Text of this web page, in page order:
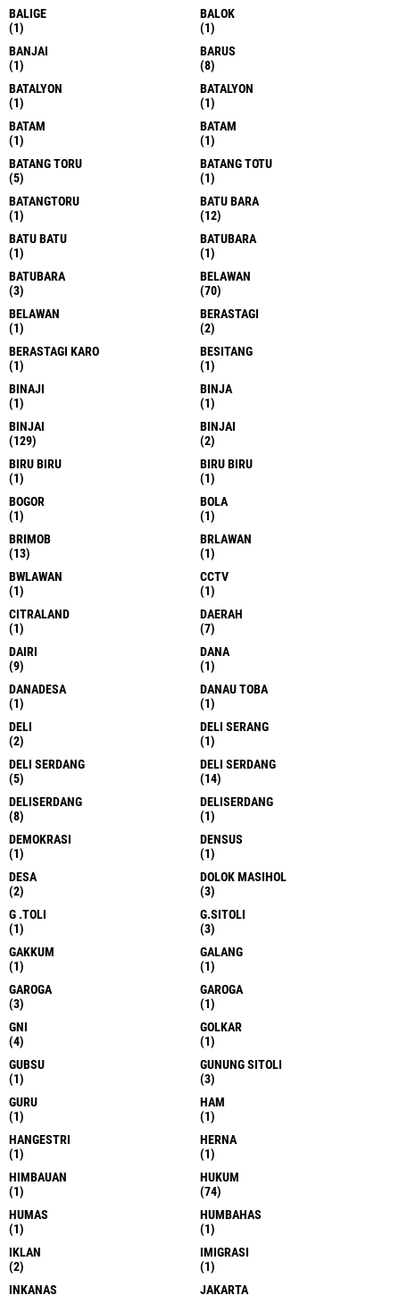
BALIGE
(1)
BALOK
(1)
BANJAI
(1)
BARUS
(8)
BATALYON
(1)
BATALYON
(1)
BATAM
(1)
BATAM
(1)
BATANG TORU
(5)
BATANG TOTU
(1)
BATANGTORU
(1)
BATU BARA
(12)
BATU BATU
(1)
BATUBARA
(1)
BATUBARA
(3)
BELAWAN
(70)
BELAWAN
(1)
BERASTAGI
(2)
BERASTAGI KARO
(1)
BESITANG
(1)
BINAJI
(1)
BINJA
(1)
BINJAI
(129)
BINJAI
(2)
BIRU BIRU
(1)
BIRU BIRU
(1)
BOGOR
(1)
BOLA
(1)
BRIMOB
(13)
BRLAWAN
(1)
BWLAWAN
(1)
CCTV
(1)
CITRALAND
(1)
DAERAH
(7)
DAIRI
(9)
DANA
(1)
DANADESA
(1)
DANAU TOBA
(1)
DELI
(2)
DELI SERANG
(1)
DELI SERDANG
(5)
DELI SERDANG
(14)
DELISERDANG
(8)
DELISERDANG
(1)
DEMOKRASI
(1)
DENSUS
(1)
DESA
(2)
DOLOK MASIHOL
(3)
G .TOLI
(1)
G.SITOLI
(3)
GAKKUM
(1)
GALANG
(1)
GAROGA
(3)
GAROGA
(1)
GNI
(4)
GOLKAR
(1)
GUBSU
(1)
GUNUNG SITOLI
(3)
GURU
(1)
HAM
(1)
HANGESTRI
(1)
HERNA
(1)
HIMBAUAN
(1)
HUKUM
(74)
HUMAS
(1)
HUMBAHAS
(1)
IKLAN
(2)
IMIGRASI
(1)
INKANAS
JAKARTA